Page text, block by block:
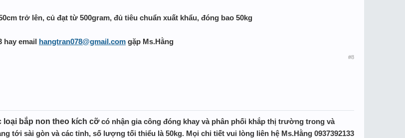
trở lên, củ đạt từ 500gram, đủ tiêu chuẩn xuất khẩu, đóng bao 50kg
hay email hangtran078@gmail.com gặp Ms.Hằng
#8
bắp non theo kích cỡ có nhận gia công đóng khay và phân phối khắp thị trường trong và
tới sài gòn và các tỉnh, số lượng tối thiểu là 50kg. Mọi chi tiết vui lòng liên hệ Ms.Hằng 0937392133